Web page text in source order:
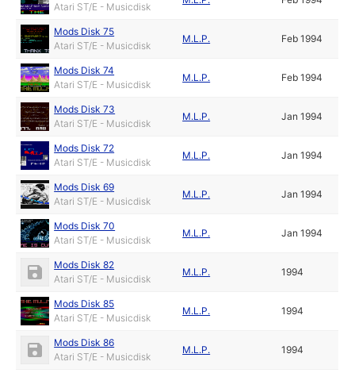
Atari ST/E - Musicdisk
Mods Disk 75
Atari ST/E - Musicdisk
M.L.P. Feb 1994
Mods Disk 74
Atari ST/E - Musicdisk
M.L.P. Feb 1994
Mods Disk 73
Atari ST/E - Musicdisk
M.L.P. Jan 1994
Mods Disk 72
Atari ST/E - Musicdisk
M.L.P. Jan 1994
Mods Disk 69
Atari ST/E - Musicdisk
M.L.P. Jan 1994
Mods Disk 70
Atari ST/E - Musicdisk
M.L.P. Jan 1994
Mods Disk 82
Atari ST/E - Musicdisk
M.L.P. 1994
Mods Disk 85
Atari ST/E - Musicdisk
M.L.P. 1994
Mods Disk 86
Atari ST/E - Musicdisk
M.L.P. 1994